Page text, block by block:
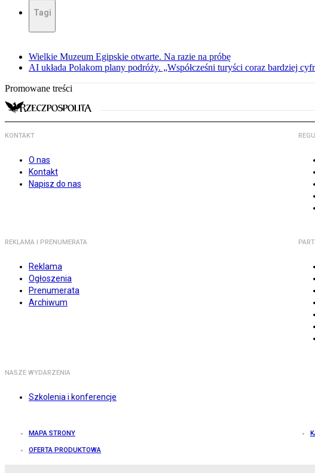
Tagi
Wielkie Muzeum Egipskie otwarte. Na razie na próbę
AI układa Polakom plany podróży. „Współcześni turyści coraz bardziej
Promowane treści
KONTAKT
O nas
Kontakt
Napisz do nas
REKLAMA I PRENUMERATA
Reklama
Ogłoszenia
Prenumerata
Archiwum
NASZE WYDARZENIA
Szkolenia i konferencje
MAPA STRONY
OFERTA PRODUKTOWA